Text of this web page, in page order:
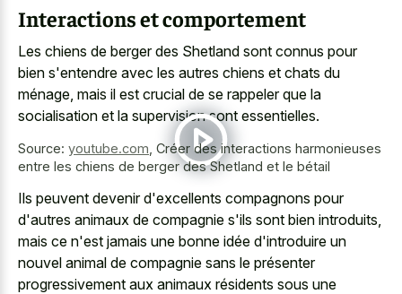
Interactions et comportement
Les chiens de berger des Shetland sont connus pour
bien s'entendre avec les autres chiens et chats du
ménage, mais il est crucial de se rappeler que la
socialisation et la supervision sont essentielles.
Source: youtube.com, Créer des interactions harmonieuses
entre les chiens de berger des Shetland et le bétail
Ils peuvent devenir d'excellents compagnons pour
d'autres animaux de compagnie s'ils sont bien introduits,
mais ce n'est jamais une bonne idée d'introduire un
nouvel animal de compagnie sans le présenter
progressivement aux animaux résidents sous une